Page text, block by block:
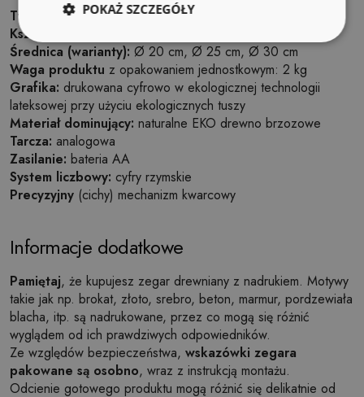
Typ:
zegar ścienny
Kształt:
Średnica (warianty): Ø 20 cm, Ø 25 cm, Ø 30 cm
Waga produktu z opakowaniem jednostkowym: 2 kg
Grafika: drukowana cyfrowo w ekologicznej technologii
lateksowej przy użyciu ekologicznych tuszy
Materiał dominujący: naturalne EKO drewno brzozowe
Tarcza: analogowa
Zasilanie: bateria AA
System liczbowy: cyfry rzymskie
Precyzyjny (cichy) mechanizm kwarcowy
Informacje dodatkowe
Pamiętaj, że kupujesz zegar drewniany z nadrukiem. Motywy
takie jak np. brokat, złoto, srebro, beton, marmur, pordzewiała
blacha, itp. są nadrukowane, przez co mogą się różnić
wyglądem od ich prawdziwych odpowiedników.
Ze względów bezpieczeństwa, wskazówki zegara
pakowane są osobno, wraz z instrukcją montażu.
Odcienie gotowego produktu mogą różnić się delikatnie od
POKAŻ SZCZEGÓŁY